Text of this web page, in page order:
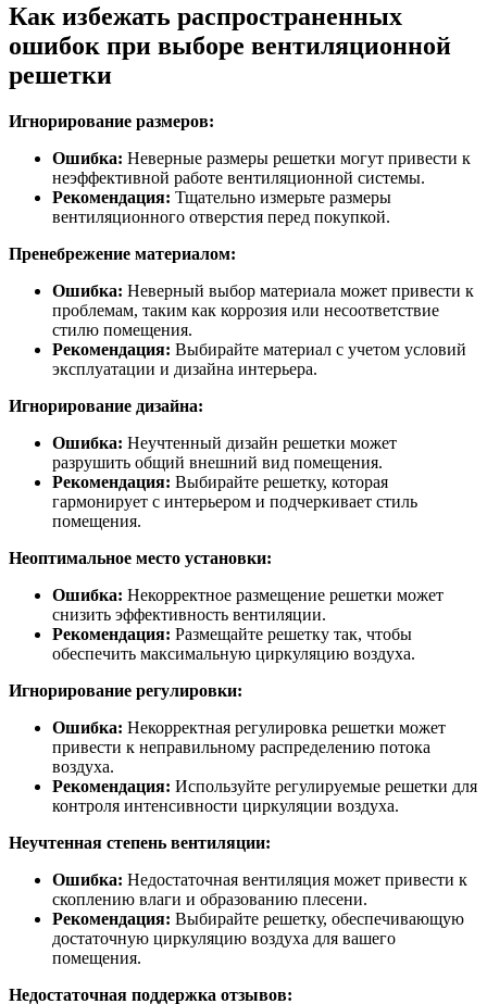
Как избежать распространенных
ошибок при выборе вентиляционной
решетки
Игнорирование размеров:
Ошибка: Неверные размеры решетки могут привести к
неэффективной работе вентиляционной системы.
Рекомендация: Тщательно измерьте размеры
вентиляционного отверстия перед покупкой.
Пренебрежение материалом:
Ошибка: Неверный выбор материала может привести к
проблемам, таким как коррозия или несоответствие
стилю помещения.
Рекомендация: Выбирайте материал с учетом условий
эксплуатации и дизайна интерьера.
Игнорирование дизайна:
Ошибка: Неучтенный дизайн решетки может
разрушить общий внешний вид помещения.
Рекомендация: Выбирайте решетку, которая
гармонирует с интерьером и подчеркивает стиль
помещения.
Неоптимальное место установки:
Ошибка: Некорректное размещение решетки может
снизить эффективность вентиляции.
Рекомендация: Размещайте решетку так, чтобы
обеспечить максимальную циркуляцию воздуха.
Игнорирование регулировки:
Ошибка: Некорректная регулировка решетки может
привести к неправильному распределению потока
воздуха.
Рекомендация: Используйте регулируемые решетки для
контроля интенсивности циркуляции воздуха.
Неучтенная степень вентиляции:
Ошибка: Недостаточная вентиляция может привести к
скоплению влаги и образованию плесени.
Рекомендация: Выбирайте решетку, обеспечивающую
достаточную циркуляцию воздуха для вашего
помещения.
Недостаточная поддержка отзывов: